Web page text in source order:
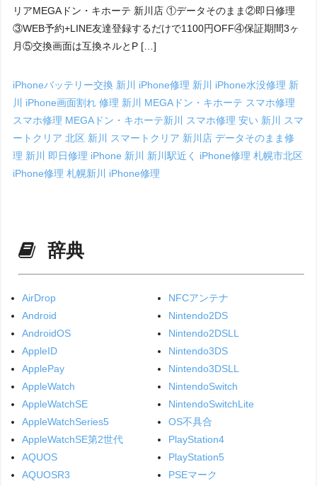
リアMEGAドン・キホーテ 新川店 ①データそのまま②即日修理
③WEB予約+LINE友達登録するだけで1100円OFF④保証期間3ヶ
月⑤交換画面は互換ネルとP […]
iPhoneバッテリー交換 新川 iPhone修理 新川 iPhone水没修理 新
川 iPhone画面割れ 修理 新川 MEGAドン・キホーテ スマホ修理
スマホ修理 MEGAドン・キホーテ新川
スマホ修理 安い 新川
スマ
ートクリア 北区 新川
スマートクリア 新川店データそのまま修
理 新川
即日修理 iPhone 新川 新川駅近く iPhone修理札幌市北区
iPhone修理札幌新川 iPhone修理
辞典
AirDrop
Android
AndroidOS
AppleID
ApplePay
AppleWatch
AppleWatchSE
AppleWatchSeries5
AppleWatchSE第2世代
AQUOS
AQUOSR3
NFCアンテナ
Nintendo2DS
Nintendo2DSLL
Nintendo3DS
Nintendo3DSLL
NintendoSwitch
NintendoSwitchLite
OS不具合
PlayStation4
PlayStation5
PSEマーク